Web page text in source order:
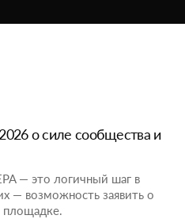
о силе сообщества и
— это логичный шаг в
— возможность заявить о
площадке.